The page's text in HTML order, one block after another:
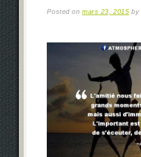
Posted onmars 23, 2015 by